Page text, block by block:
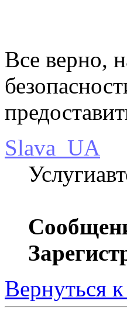
Все верно,
Slava_UA
Вернуться